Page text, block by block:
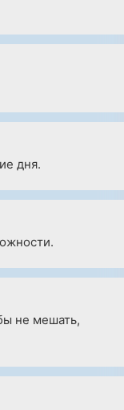
дня.
не мешать,